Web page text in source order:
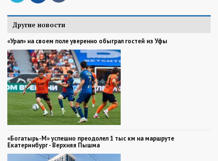
Другие новости
«Урал» на своем поле уверенно обыграл гостей из Уфы
«Богатырь-М» успешно преодолел 1 тыс км на маршруте
Екатеринбург - Верхняя Пышма